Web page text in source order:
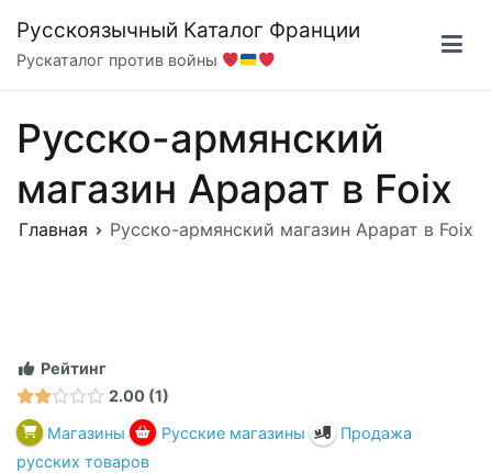
содержимому
Русскоязычный Каталог Франции
Рускаталог против войны
Русско-армянский
магазин Арарат в Foix
Главная Русско-армянский магазин Арарат в Foix
Рейтинг
2.00 1
Магазины
Русские магазины
Продажа
русских товаров